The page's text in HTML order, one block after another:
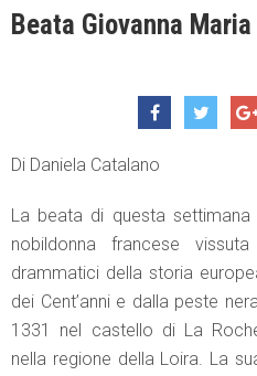
Beata Giovanna
Di Daniela Catalano
La beata di questa
nobildonna francese
drammatici della storia
dei Cent’anni e dalla peste
1331 nel castello di La
nella regione della Loira. La